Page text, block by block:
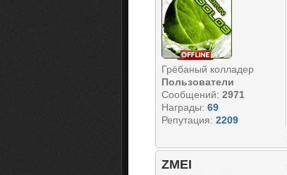
Грёбаный колладер
Пользователи
Сообщений: 2971
Награды: 69
Репутация: 2209
ZMEI